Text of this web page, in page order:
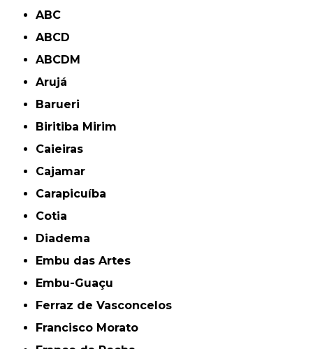
ABC
ABCD
ABCDM
Arujá
Barueri
Biritiba Mirim
Caieiras
Cajamar
Carapicuíba
Cotia
Diadema
Embu das Artes
Embu-Guaçu
Ferraz de Vasconcelos
Francisco Morato